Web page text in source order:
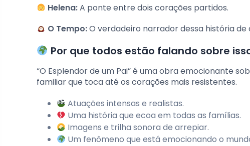
Helena:A ponte entre dois corações partidos.
O Tempo:O verdadeiro narrador dessa história de
Por que todos estão falando sobre
“O Esplendor de um Pai” é uma obra emocionante
familiar que toca até os corações mais resistentes.
Atuações intensas e realistas.
Uma história que ecoa em todas as famílias.
Imagens e trilha sonora de arrepiar.
Um fenômeno que está emocionando o